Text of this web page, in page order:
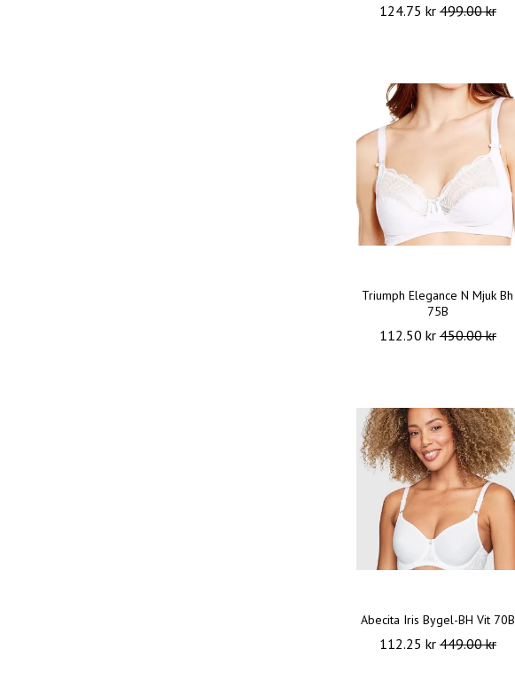
124.75 kr499.00 kr
Triumph Elegance N Mjuk Bh
75B
112.50 kr450.00 kr
Abecita Iris Bygel-BH Vit 70B
112.25 kr449.00 kr